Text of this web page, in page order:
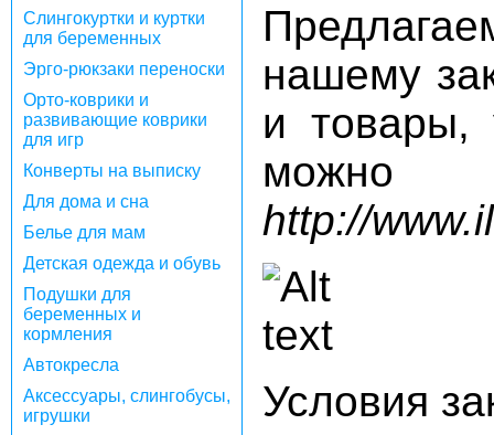
Слингокуртки и куртки
для беременных
Эрго-рюкзаки переноски
Орто-коврики и
развивающие коврики
для игр
Конверты на выписку
Для дома и сна
Белье для мам
Детская одежда и обувь
Подушки для
беременных и
кормления
Автокресла
Аксессуары, слингобусы,
игрушки
нашему
и товары,
можно
http://
Условия